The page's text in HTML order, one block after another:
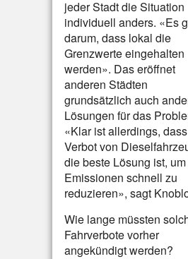
jeder Stadt die Situation
individuell anders. «Es
darum, dass lokal die
Grenzwerte eingehalten
werden». Das eröffnet
anderen Städten
grundsätzlich auch
Lösungen für das
«Klar ist allerdings,
Verbot von
die beste Lösung ist,
Emissionen schnell zu
reduzieren», sagt
Wie lange müssten
Fahrverbote vorher
angekündigt werden?